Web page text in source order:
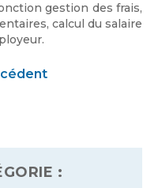
gestion des frais,
calcul du salaire
: